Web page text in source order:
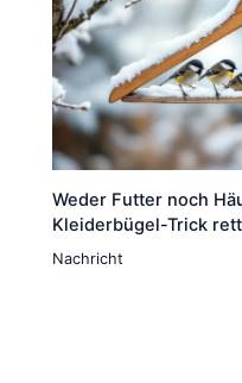
Weder Futter noch
Kleiderbügel-Trick
Nachricht